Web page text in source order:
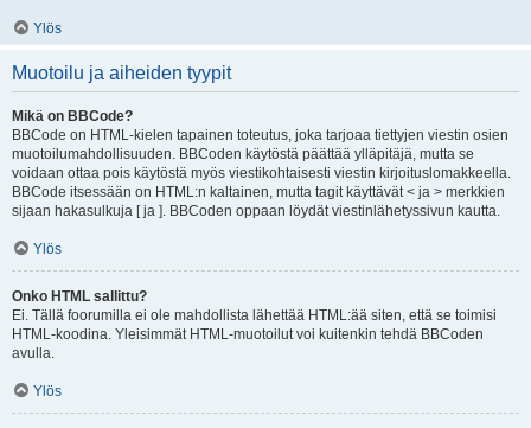
Ylös
Muotoilu ja aiheiden tyypit
Mikä on BBCode?
BBCode on HTML-kielen tapainen toteutus, joka tarjoaa tiettyjen viestin osien
muotoilumahdollisuuden. BBCoden käytöstä päättää ylläpitäjä, mutta se
voidaan ottaa pois käytöstä myös viestikohtaisesti viestin kirjoituslomakkeella.
BBCode itsessään on HTML:n kaltainen, mutta tagit käyttävät < ja > merkkien
sijaan hakasulkuja [ ja ]. BBCoden oppaan löydät viestinlähetyssivun kautta.
Ylös
Onko HTML sallittu?
Ei. Tällä foorumilla ei ole mahdollista lähettää HTML:ää siten, että se toimisi
HTML-koodina. Yleisimmät HTML-muotoilut voi kuitenkin tehdä BBCoden
avulla.
Ylös